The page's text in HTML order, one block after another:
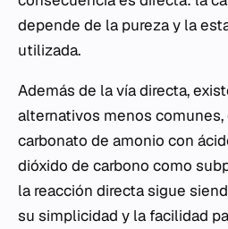
depende de la pureza y la
utilizada.
Además de la vía directa,
alternativos menos
carbonato de amonio con
dióxido de carbono como
la reacción directa sigue
su simplicidad y la facilidad